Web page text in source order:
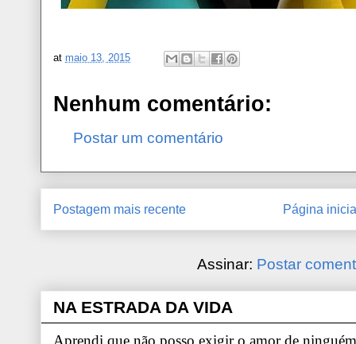
at maio 13, 2015
Nenhum comentário:
Postar um comentário
Postagem mais recente Página
Assinar: Postar
NA ESTRADA DA VIDA
Aprendi que não posso exigir o amor de